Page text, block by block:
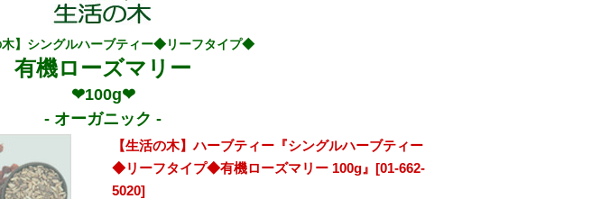
木】シングルハーブティー◆リーフタイプ◆
有機ローズマリー
❤100g❤
- オーガニック -
【生活の木】ハーブティー『シングルハーブティー
◆リーフタイプ◆有機ローズマリー 100g』[01-662-
5020]